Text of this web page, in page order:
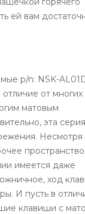
ей вам
p/n: NSK-
от многих
матовым
эта серия
Несмотря
пространство.
имеется даже
ход
И пусть в
клавиши с